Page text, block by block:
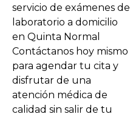
servicio de exámenes de
laboratorio a domicilio
en Quinta Normal
Contáctanos hoy mismo
para agendar tu cita y
disfrutar de una
atención médica de
calidad sin salir de tu